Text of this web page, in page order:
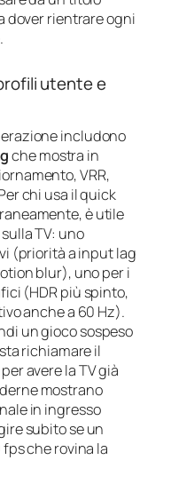
dover rientrare ogni
utente e
includono
che mostra in
VRR,
chi usa il quick
è utile
sulla TV: uno
(priorità a input lag
blur), uno per i
(HDR più spinto,
anche a 60 Hz).
un gioco sospeso
richiamare il
avere la TV già
mostrano
in ingresso
subito se un
che rovina la